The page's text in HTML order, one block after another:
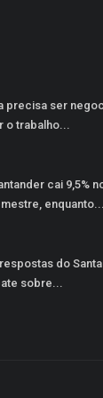
precisa ser
o trabalho...
cai 9,5%
enquanto...
do
sobre...